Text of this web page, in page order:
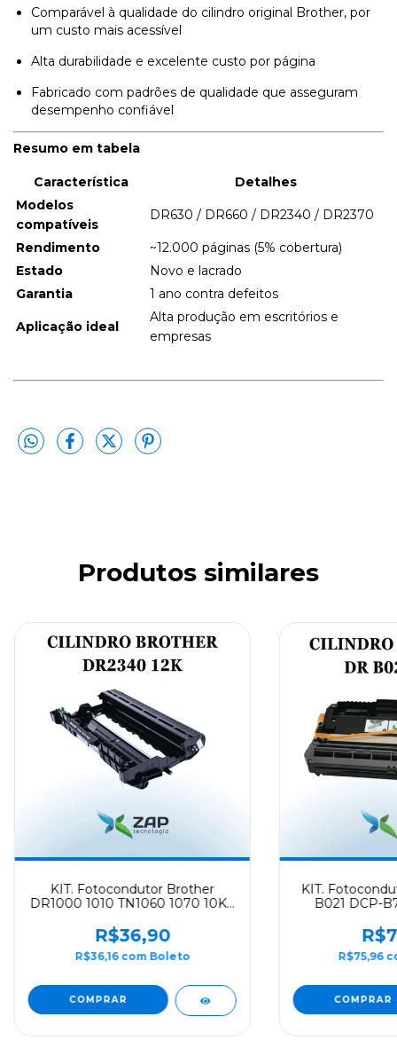
Comparável à qualidade do cilindro original Brother, por
um custo mais acessível
Alta durabilidade e excelente custo por página
Fabricado com padrões de qualidade que asseguram
desempenho confiável
Resumo em tabela
Característica
Detalhes
Modelos
compatíveis
DR630 / DR660 / DR2340 / DR2370
Rendimento
~12.000 páginas (5% cobertura)
Estado
Novo e lacrado
Garantia
1 ano contra defeitos
Aplicação ideal
Alta produção em escritórios e
empresas
Produtos similares
KIT. Fotocondutor Brother
DR1000 1010 TN1060 1070 10K -
R$36,90
R$36,16 com Boleto
KIT.
B021 DCP-
R$75,96